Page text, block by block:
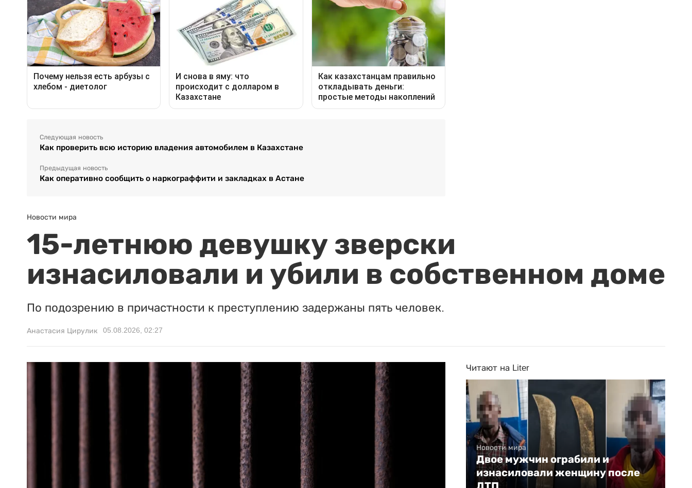
Следующая новость
Как проверить всю историю владения автомобилем в Казахстане
Предыдущая новость
Как оперативно сообщить о наркограффити и закладках в Астане
Новости мира
15-летнюю девушку зверски
изнасиловали и убили в собственном доме
По подозрению в причастности к преступлению задержаны пять человек.
Анастасия Цирулик 05.08.2026, 02:27
Читают на Liter
Новости мира
Двое мужчин ограбили и
изнасиловали женщину после